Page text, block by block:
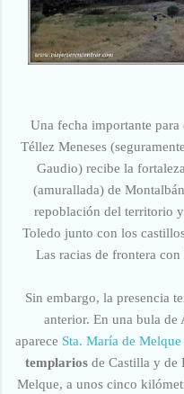
Una fecha importante
Téllez Meneses
Gaudio) recibe la
(amurallada) de
repoblación del territorio
Toledo junto con los
Las racias de frontera
Sin embargo, la presencia
anterior. En una bula de
aparece Sta. María de Melque
templarios de Castilla y de
Melque, a unos cinco